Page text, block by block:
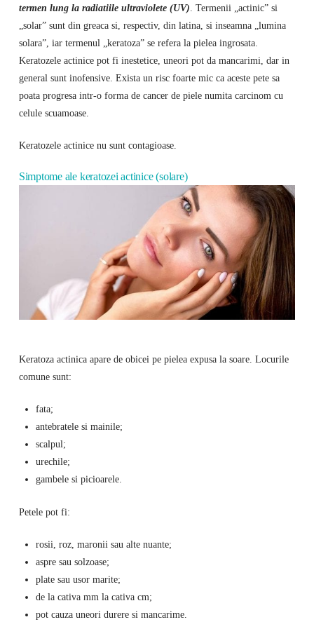
termen lung la radiatiile ultraviolete (UV) . Termenii „actinic” si
„solar” sunt din greaca si, respectiv, din latina, si inseamna „lumina
solara”, iar termenul „keratoza” se refera la pielea ingrosata.
Keratozele actinice pot fi inestetice, uneori pot da mancarimi, dar in
general sunt inofensive. Exista un risc foarte mic ca aceste pete sa
poata progresa intr-o forma de cancer de piele numita carcinom cu
celule scuamoase.
Keratozele actinice nu sunt contagioase.
Simptome ale keratozei actinice (solare)
Keratoza actinica apare de obicei pe pielea expusa la soare. Locurile
comune sunt:
fata;
antebratele si mainile;
scalpul;
urechile;
gambele si picioarele.
Petele pot fi:
rosii, roz, maronii sau alte nuante;
aspre sau solzoase;
plate sau usor marite;
de la cativa mm la cativa cm;
pot cauza uneori durere si mancarime.